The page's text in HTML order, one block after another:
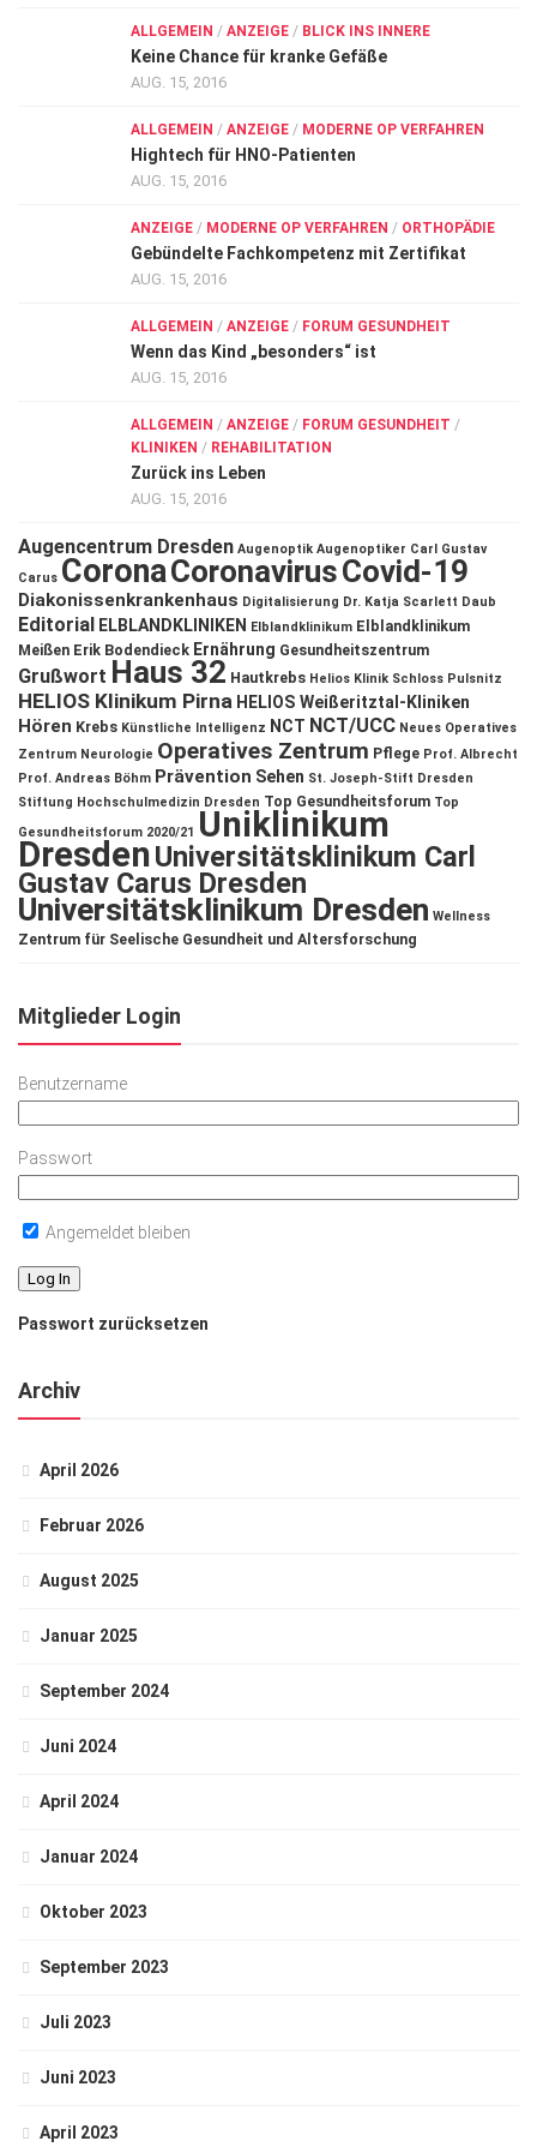
ALLGEMEIN / ANZEIGE / BLICK INS INNERE
Keine Chance für kranke Gefäße
AUG. 15, 2016
ALLGEMEIN / ANZEIGE / MODERNE OP VERFAHREN
Hightech für HNO-Patienten
AUG. 15, 2016
ANZEIGE / MODERNE OP VERFAHREN / ORTHOPÄDIE
Gebündelte Fachkompetenz mit Zertifikat
AUG. 15, 2016
ALLGEMEIN / ANZEIGE / FORUM GESUNDHEIT
Wenn das Kind „besonders“ ist
AUG. 15, 2016
ALLGEMEIN / ANZEIGE / FORUM GESUNDHEIT /
KLINIKEN / REHABILITATION
Zurück ins Leben
AUG. 15, 2016
Augencentrum Dresden Augenoptik Augenoptiker Carl Gustav
Carus CoronaCoronavirusCovid-19
Diakonissenkrankenhaus Digitalisierung Dr. Katja Scarlett Daub
Editorial ELBLANDKLINIKEN Elblandklinikum Elblandklinikum
Meißen Erik Bodendieck Ernährung Gesundheitszentrum
Grußwort Haus 32 Hautkrebs Helios Klinik Schloss Pulsnitz
HELIOS Klinikum Pirna HELIOS Weißeritztal-Kliniken
Hören Krebs Künstliche Intelligenz NCT NCT/UCC Neues Operatives
Zentrum Neurologie Operatives Zentrum Pflege Prof. Albrecht
Prof. Andreas Böhm Prävention Sehen St. Joseph-Stift Dresden
Stiftung Hochschulmedizin Dresden Top Gesundheitsforum Top
Gesundheitsforum 2020/21 Uniklinikum
DresdenUniversitätsklinikum Carl
Gustav Carus Dresden
Universitätsklinikum Dresden Wellness
Zentrum für Seelische Gesundheit und Altersforschung
Mitglieder Login
Benutzername
Passwort
Angemeldet bleiben
Passwort zurücksetzen
Archiv
April 2026
Februar 2026
August 2025
Januar 2025
September 2024
Juni 2024
April 2024
Januar 2024
Oktober 2023
September 2023
Juli 2023
Juni 2023
April 2023